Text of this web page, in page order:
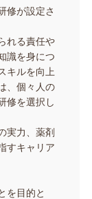
修が設定さ
れる責任や
識を身につ
キルを向上
、個々人の
修を選択し
実力、薬剤
すキャリア
を目的と